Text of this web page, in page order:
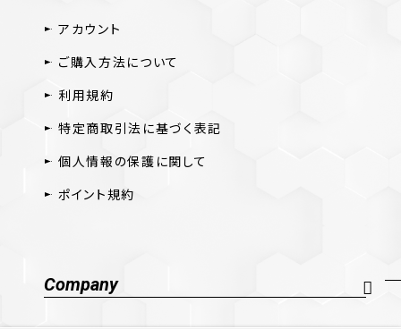
アカウント
ご購入方法について
利用規約
特定商取引法に基づく表記
個人情報の保護に関して
ポイント規約
Company